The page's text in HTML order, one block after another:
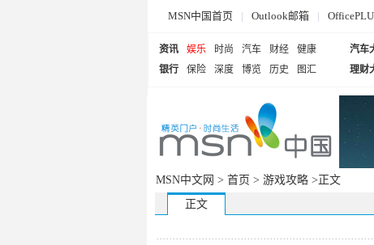
MSN中国首页 | Outlook邮箱 |
资讯 娱乐 时尚 汽车 财经
健康
银行
保险 深度 博览 历史 图汇
汽车
理财
MSN中文网 > 首页 > 游戏攻略 >正文
正文